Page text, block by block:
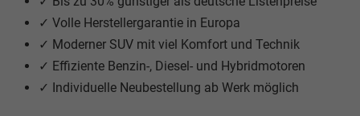
✓ Volle Herstellergarantie in Europa
✓ Moderner SUV mit viel Komfort und Technik
✓ Effiziente Benzin-, Diesel- und Hybridmotoren
✓ Individuelle Neubestellung ab Werk möglich